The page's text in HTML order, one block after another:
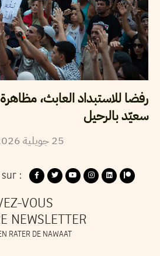
رفضا للاستبداد العابث،
سعيّد بالرحيل
25 جويلية
sur :
VOUS
NEWSLETTER
RATER DE NAWAAT